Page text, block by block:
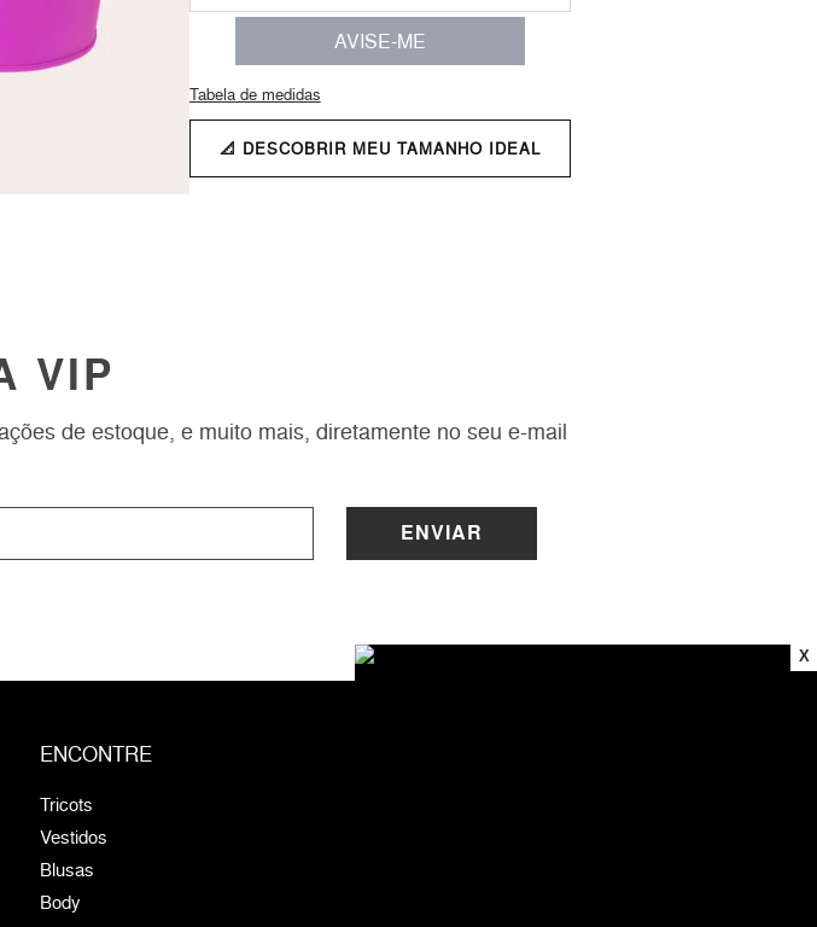
AVISE-ME
Tabela de medidas
📐 DESCOBRIR MEU TAMANHO IDEAL
VIP
de estoque, e muito mais, diretamente no seu e-mail
ENVIAR
ENCONTRE
Tricots
Vestidos
Blusas
Body
X